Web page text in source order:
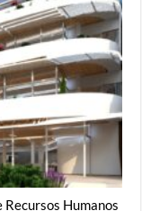
Humanos